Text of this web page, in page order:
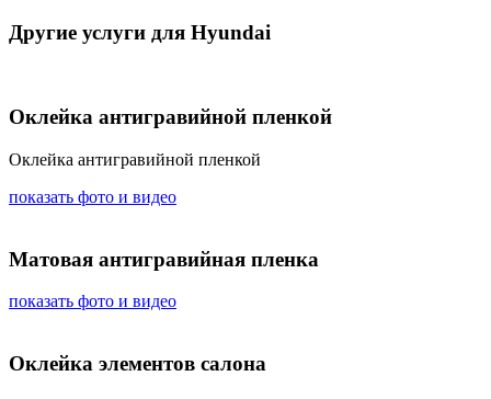
Другие услуги для Hyundai
Оклейка антигравийной пленкой
Оклейка антигравийной пленкой
показать фото и видео
Матовая антигравийная пленка
показать фото и видео
Оклейка элементов салона